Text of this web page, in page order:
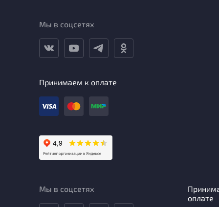
Мы в соцсетях
Принимаем к оплате
Мы в соцсетях
оплате